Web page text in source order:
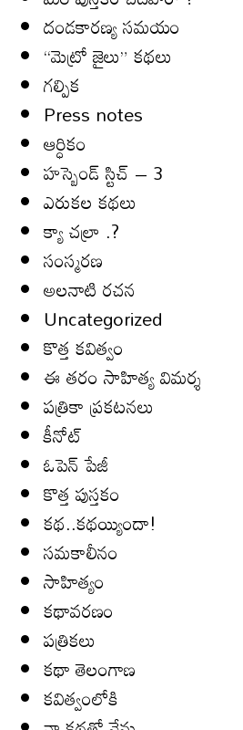
దండకారణ్య సమయం
“మెట్రో జైలు” కథలు
గల్పిక
Press notes
ఆర్ధికం
హస్బెండ్ స్టిచ్ – 3
ఎరుకల కథలు
క్యా చల్రా .?
సంస్మరణ
అలనాటి రచన
Uncategorized
కొత్త కవిత్వం
ఈ తరం సాహిత్య విమర్శ
పత్రికా ప్రకటనలు
కీనోట్
ఓపెన్ పేజీ
కొత్త పుస్తకం
కథ..కథయ్యిందా!
సమకాలీనం
సాహిత్యం
కథావరణం
పత్రికలు
కథా తెలంగాణ
కవిత్వంలోకి